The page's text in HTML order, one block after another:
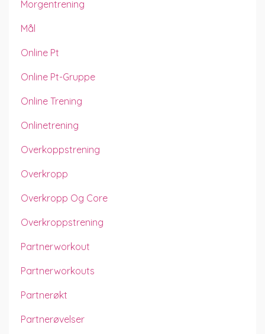
Morgentrening
Mål
Online Pt
Online Pt-Gruppe
Online Trening
Onlinetrening
Overkoppstrening
Overkropp
Overkropp Og Core
Overkroppstrening
Partnerworkout
Partnerworkouts
Partnerøkt
Partnerøvelser